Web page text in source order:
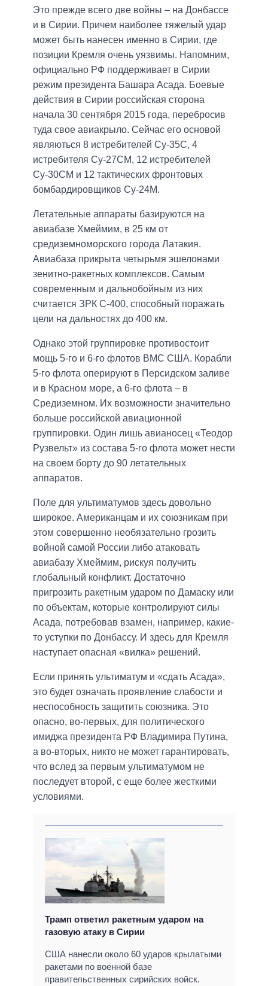
Это прежде всего две войны – на Донбассе
и в Сирии. Причем наиболее тяжелый удар
может быть нанесен именно в Сирии, где
позиции Кремля очень уязвимы. Напомним,
официально РФ поддерживает в Сирии
режим президента Башара Асада. Боевые
действия в Сирии российская сторона
начала 30 сентября 2015 года, перебросив
туда свое авиакрыло. Сейчас его основой
являються 8 истребителей Су-35С, 4
истребителя Су-27СМ, 12 истребителей
Су-30СМ и 12 тактических фронтовых
бомбардировщиков Су-24М.
Летательные аппараты базируются на
авиабазе Хмеймим, в 25 км от
средиземноморского города Латакия.
Авиабаза прикрыта четырьмя эшелонами
зенитно-ракетных комплексов. Самым
современным и дальнобойным из них
считается ЗРК С-400, способный поражать
цели на дальностях до 400 км.
Однако этой группировке противостоит
мощь 5-го и 6-го флотов ВМС США. Корабли
5-го флота оперируют в Персидском заливе
и в Красном море, а 6-го флота – в
Средиземном. Их возможности значительно
больше российской авиационной
группировки. Один лишь авианосец «Теодор
Рузвельт» из состава 5-го флота может нести
на своем борту до 90 летательных
аппаратов.
Поле для ультиматумов здесь довольно
широкое. Американцам и их союзникам при
этом совершенно необязательно грозить
войной самой России либо атаковать
авиабазу Хмеймим, рискуя получить
глобальный конфликт. Достаточно
пригрозить ракетным ударом по Дамаску или
по объектам, которые контролируют силы
Асада, потребовав взамен, например, какие-
то уступки по Донбассу. И здесь для Кремля
наступает опасная «вилка» решений.
Если принять ультиматум и «сдать Асада»,
это будет означать проявление слабости и
неспособность защитить союзника. Это
опасно, во-первых, для политического
имиджа президента РФ Владимира Путина,
а во-вторых, никто не может гарантировать,
что вслед за первым ультиматумом не
последует второй, с еще более жесткими
условиями.
Трамп ответил ракетным ударом на
газовую атаку в Сирии
США нанесли около 60 ударов крылатыми
ракетами по военной базе
правительственных сирийских войск.